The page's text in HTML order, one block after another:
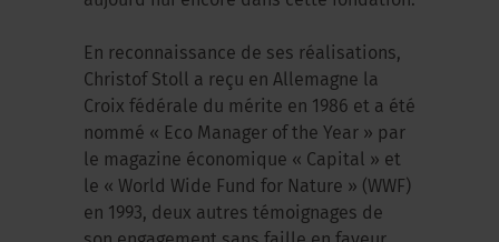
En reconnaissance de ses réalisations,
Christof Stoll a reçu en Allemagne la
Croix fédérale du mérite en 1986 et a été
nommé « Eco Manager of the Year » par
le magazine économique « Capital » et
le « World Wide Fund for Nature » (WWF)
en 1993, deux autres témoignages de